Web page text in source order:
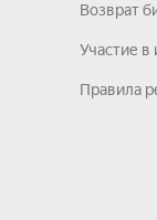
Возврат
Участие в
Правила